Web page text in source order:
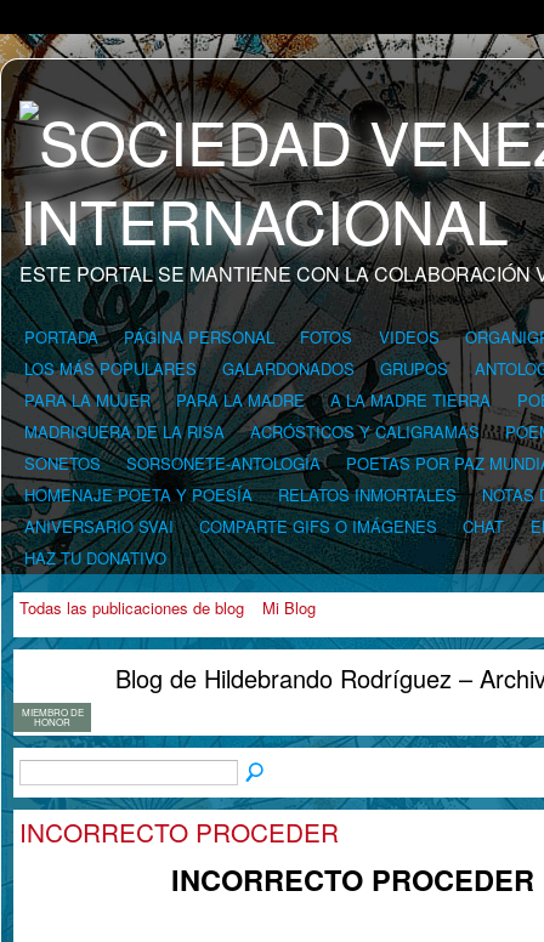
ESTE PORTAL SE MANTIENE CON LA COLABORACIÓN
PORTADA PÁGINA PERSONAL FOTOS VIDEOS
LOS MÁS POPULARES
GALARDONADOS GRUPOS
PARA LA MUJER
PARA LA MADRE A LA MADRE TIERRA
MADRIGUERA DE LA RISA
ACRÓSTICOS Y CALIGRAMAS
SONETOS
SORSONETE-ANTOLOGÍA
POETAS POR PAZ
HOMENAJE POETA Y POESÍA
RELATOS INMORTALES
NOTAS
ANIVERSARIO SVAI
COMPARTE GIFS O IMÁGENES CHAT
HAZ TU DONATIVO
Todas las publicaciones de blog Mi Blog
MIEMBRO DE
HONOR
Blog de Hildebrando Rodríguez –
INCORRECTO PROCEDER
INCORRECTO PROCEDER